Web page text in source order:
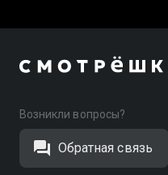
Возникли вопросы?
Обратная связь